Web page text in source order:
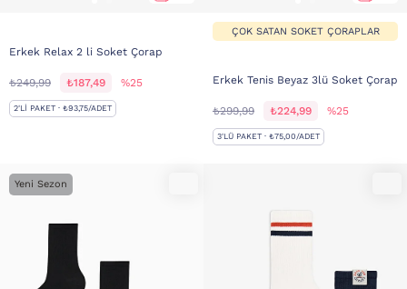
Erkek Relax 2 li Soket Çorap
₺249,99 ₺187,49 %25
2'LI PAKET · ₺93,75/ADET
ÇOK SATAN SOKET ÇORAPLAR
Erkek Tenis Beyaz 3lü Soket Çorap
₺299,99 ₺224,99 %25
3'LÜ PAKET · ₺75,00/ADET
Yeni Sezon